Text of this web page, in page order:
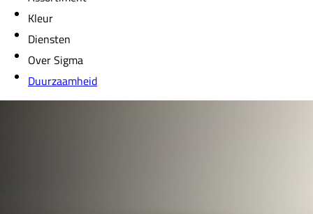
Kleur
Diensten
Over Sigma
Duurzaamheid